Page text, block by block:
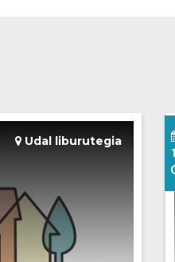
Udal liburutegia